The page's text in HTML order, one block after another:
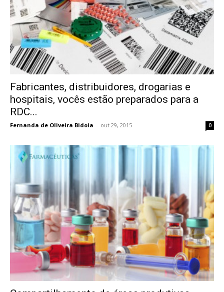
Fabricantes, distribuidores, drogarias e
hospitais, vocês estão preparados para a
RDC...
Fernanda de Oliveira Bidoia - out 29, 2015 0